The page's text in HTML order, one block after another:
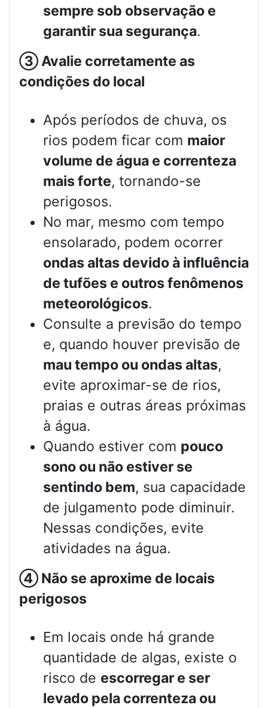
sempre sob observação e
garantir sua segurança.
③Avalie corretamente as
condições do local
Após períodos de chuva, os
rios podem ficar com maior
volume de água e correnteza
mais forte, tornando-se
perigosos.
No mar, mesmo com tempo
ensolarado, podem ocorrer
ondas altas devido à influência
de tufões e outros fenômenos
meteorológicos.
Consulte a previsão do tempo
e, quando houver previsão de
mau tempo ou ondas altas,
evite aproximar-se de rios,
praias e outras áreas próximas
à água.
Quando estiver com pouco
sono ou não estiver se
sentindo bem, sua capacidade
de julgamento pode diminuir.
Nessas condições, evite
atividades na água.
④ Não se aproxime de locais
perigosos
Em locais onde há grande
quantidade de algas, existe o
risco de escorregar e ser
levado pela correnteza ou